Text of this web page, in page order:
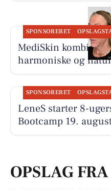
SPONSORERET
MediSkin
harmoniske og
SPONSORERET
LeneS starter 8-
Bootcamp 19.
OPSLAG